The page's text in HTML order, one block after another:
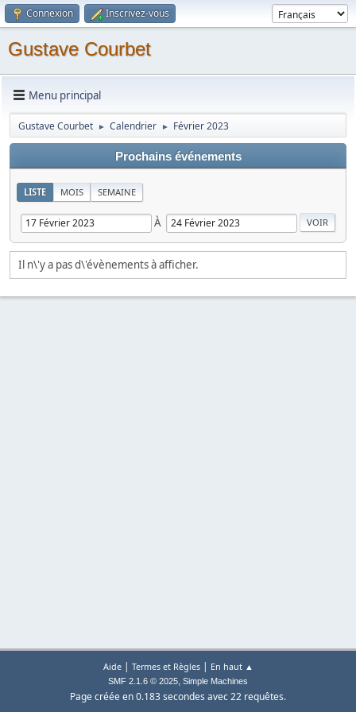
Connexion Inscrivez-vous
Gustave Courbet
Menu principal
Gustave Courbet ► Calendrier ► Février 2023
Prochains événements
LISTE MOIS SEMAINE
À
Il n\'y a pas d\'évènements à afficher.
Aide| Termes et Règles| En haut ▲
SMF 2.1.6 © 2025, Simple Machines
Page créée en 0.183 secondes avec 22 requêtes.